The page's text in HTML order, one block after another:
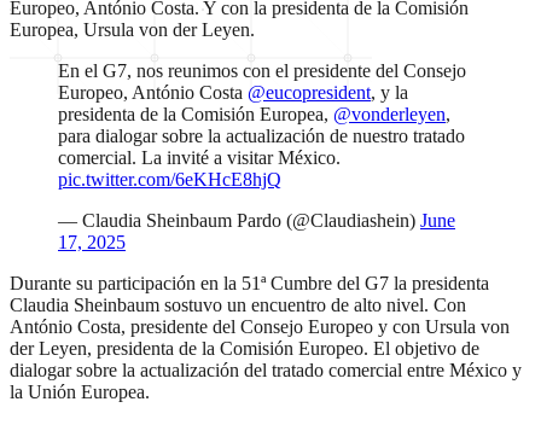
Europeo, António Costa. Y con la presidenta de la Comisión
Europea, Ursula von der Leyen.
En el G7, nos reunimos con el presidente del Consejo
Europeo, António Costa @eucopresident, y la
presidenta de la Comisión Europea, @vonderleyen,
para dialogar sobre la actualización de nuestro tratado
comercial. La invité a visitar México.
pic.twitter.com/6eKHcE8hjQ
— Claudia Sheinbaum Pardo (@Claudiashein) June
17, 2025
Durante su participación en la 51ª Cumbre del G7 la presidenta
Claudia Sheinbaum sostuvo un encuentro de alto nivel. Con
António Costa, presidente del Consejo Europeo y con Ursula von
der Leyen, presidenta de la Comisión Europeo. El objetivo de
dialogar sobre la actualización del tratado comercial entre México y
la Unión Europea.